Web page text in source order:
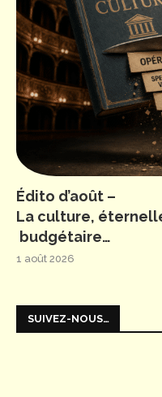
Édito d’août –
La culture,
budgétaire…
1 août 2026
SUIVEZ-NOUS…